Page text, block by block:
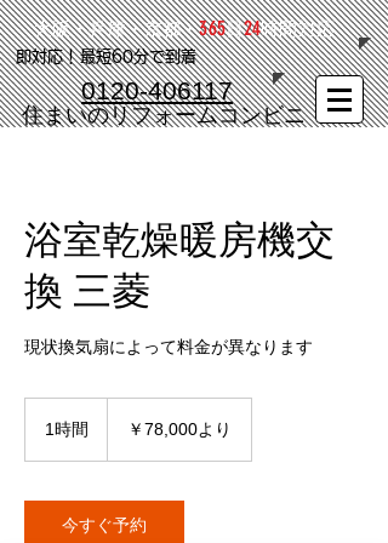
大阪・兵庫・京都・365日24時間対応
0120-406117
​即対応！最短60分で到着
​住まいのリフォームコンビニ
浴室乾燥暖房機交
換 三菱
現状換気扇によって料金が異なります
1時間 ￥78,000より
今すぐ予約